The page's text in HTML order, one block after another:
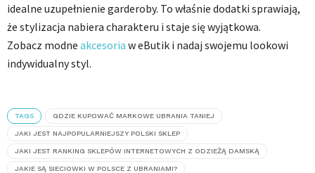
idealne uzupełnienie garderoby. To właśnie dodatki sprawiają,
że stylizacja nabiera charakteru i staje się wyjątkowa.
Zobacz modne akcesoria w eButik i nadaj swojemu lookowi
indywidualny styl.
TAGS GDZIE KUPOWAĆ MARKOWE UBRANIA TANIEJ
JAKI JEST NAJPOPULARNIEJSZY POLSKI SKLEP
JAKI JEST RANKING SKLEPÓW INTERNETOWYCH Z ODZIEŻĄ DAMSKĄ
JAKIE SĄ SIECIOWKI W POLSCE Z UBRANIAMI?